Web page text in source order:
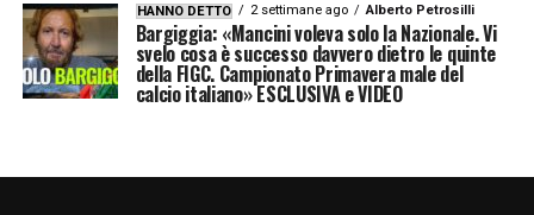
HANNO DETTO 2 settimane ago Alberto Petrosilli
Bargiggia: «Mancini voleva solo la Nazionale. Vi
svelo cosa è successo davvero dietro le quinte
della FIGC. Campionato Primavera male del
calcio italiano» ESCLUSIVA e VIDEO